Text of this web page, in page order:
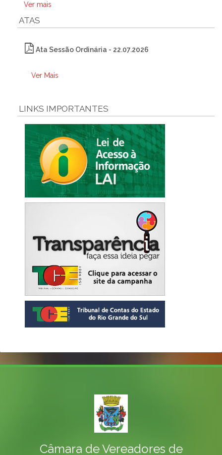
Ver mais
ATAS
Ata Sessão Ordinária - 22.07.2026
Ver Mais
LINKS IMPORTANTES
Câmara de Vereadores de